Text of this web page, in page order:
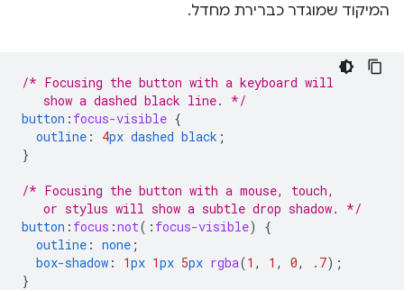
המיקוד שמוגדר כברירת מחדל.
/* Focusing the button with a keyboard will
   show a dashed black line. */
button : focus-visible {
outline : 4px dashed black ;
}
/* Focusing the button with a mouse, touch,
   or stylus will show a subtle drop shadow. */
button : focus :not( : focus-visible)
{
outline : none ;
box-shadow : 1px 1px 5px rgba(1 , 1 , 0, .7);
}